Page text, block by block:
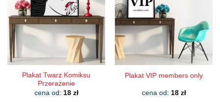
Opcje
można
wybrać
na
stronie
produktu
Opcje
można
wybrać
na
stronie
produktu
Plakat Twarz Komiksu
Przerażenie
cena od: 18 zł
Plakat VIP members only
cena od: 18 zł